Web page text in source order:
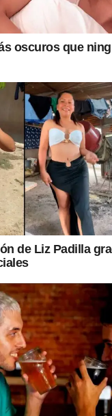
oscuros que
de Liz Padilla